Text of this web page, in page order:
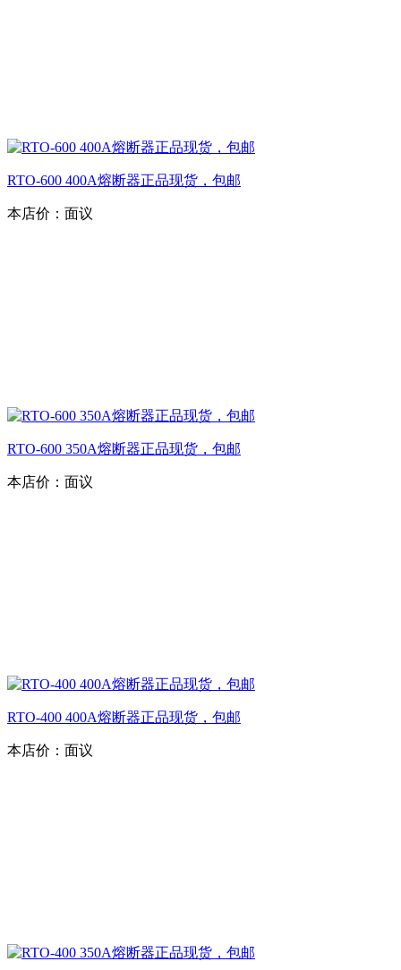
RTO-600 400A熔断器正品现货，包邮
本店价： 面议
RTO-600 350A熔断器正品现货，包邮
本店价： 面议
RTO-400 400A熔断器正品现货，包邮
本店价： 面议